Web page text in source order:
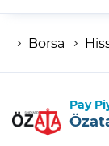
Hesap
Borsa
Pay